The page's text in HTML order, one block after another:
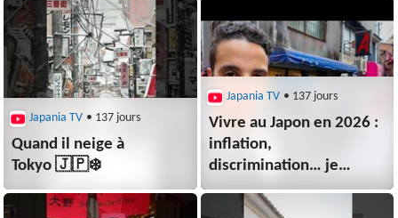
Japania TV • 137 jours
Quand il neige à
Tokyo 🇯🇵❄️
Japania TV • 137 jours
Vivre au Japon en 2026 :
inflation,
discrimination… je
réponds à vos questions
🇯🇵 (FAQ)